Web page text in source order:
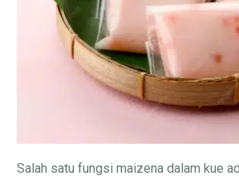
Salah satu fungsi maizena dalam kue